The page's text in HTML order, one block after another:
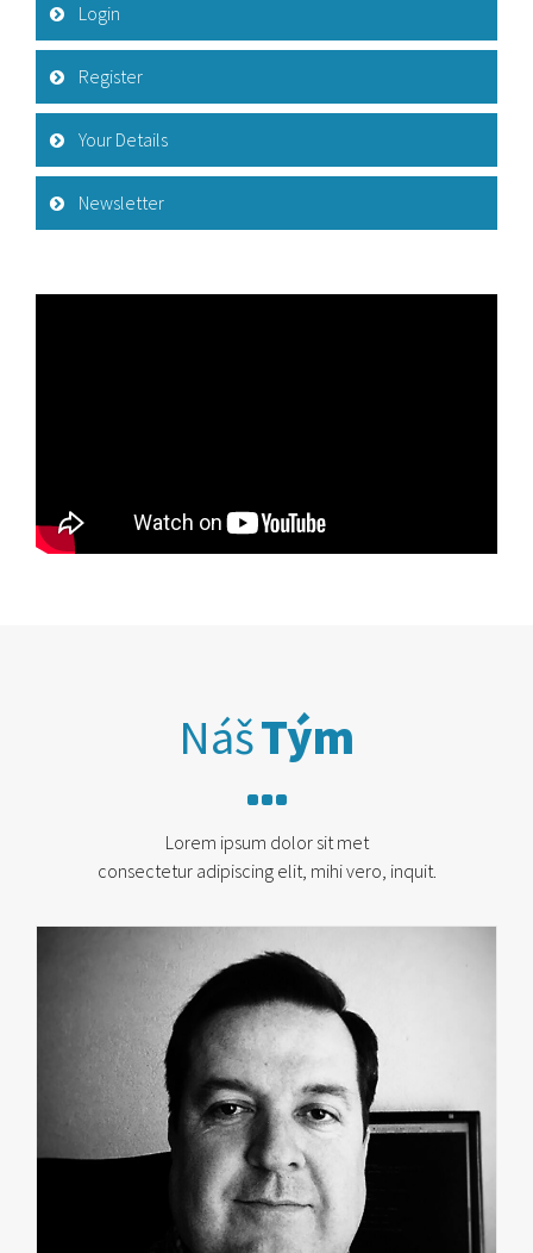
Login
Register
Your Details
Newsletter
NášTým
Lorem ipsum dolor sit met
consectetur adipiscing elit, mihi vero, inquit.